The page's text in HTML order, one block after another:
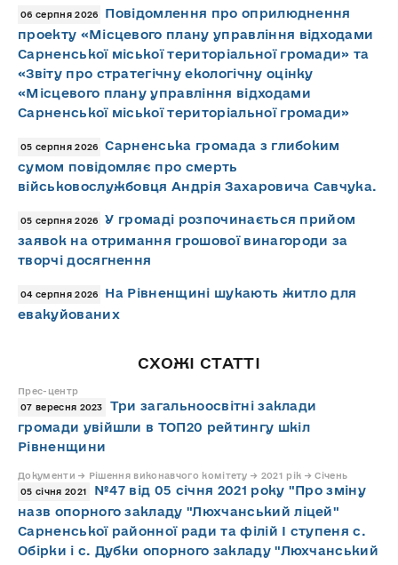
06 серпня 2026
Повідомлення про оприлюднення
проекту «Місцевого плану управління відходами
Сарненської міської територіальної громади» та
«Звіту про стратегічну екологічну оцінку
«Місцевого плану управління відходами
Сарненської міської територіальної громади»
05 серпня 2026
Сарненська громада з глибоким
сумом повідомляє про смерть
військовослужбовця Андрія Захаровича Савчука.
05 серпня 2026
У громаді розпочинається прийом
заявок на отримання грошової винагороди за
творчі досягнення
04 серпня 2026
На Рівненщині шукають житло для
евакуйованих
СХОЖІ СТАТТІ
Прес-центр
07 вересня 2023
Три загальноосвітні заклади
громади увійшли в ТОП20 рейтингу шкіл
Рівненщини
Документи → Рішення виконавчого комітету → 2021 рік → Січень
05 січня 2021
№47 від 05 січня 2021 року "Про зміну
назв опорного закладу "Люхчанський ліцей"
Сарненської районної ради та філій І ступеня с.
Обірки і с. Дубки опорного закладу "Люхчанський